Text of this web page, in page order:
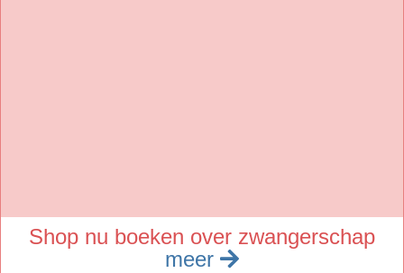
Shop nu boeken over zwangerschap
meer